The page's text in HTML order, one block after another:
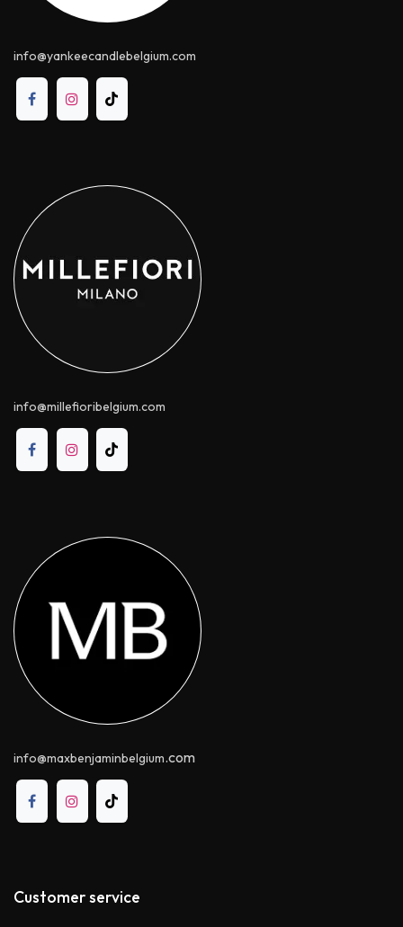
info@yankeecandle​belgium.com
info@millefioribelgium.com
info@maxbenjaminbelgium.com
Customer service